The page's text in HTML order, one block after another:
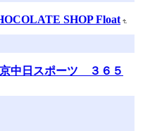
SHOP Float
中日スポーツ ３６５